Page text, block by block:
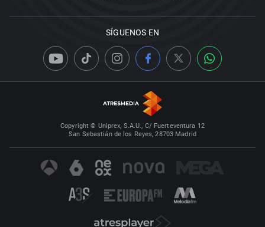
SÍGUENOS EN
Copyright © Uniprex, S.A.U., C/ Fuerteventura 12
San Sebastián de los Reyes, 28703 Madrid